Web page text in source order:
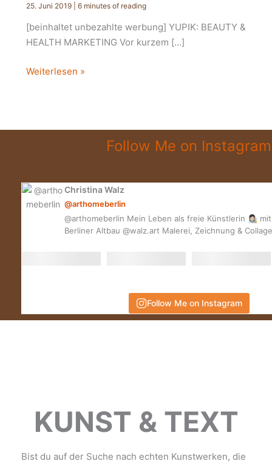
25. Juni 2019
6 minutes of reading
[beinhaltet unbezahlte werbung] YUPIK: BEAUTY &
HEALTH MARKETING Vor kurzem […]
YUPIK
&
Weiterlesen »
Follow Me on Instagram
Christina Walz
@arthomeberlin
@arthomeberlin Mein Leben als freie Künstlerin 👩🏻‍🎨
Berliner Altbau @walz.art Malerei, Zeichnung &
Follow Me on Instagram
KUNST & TEXT
Bist du auf der Suche nach echten Kunstwerken, die